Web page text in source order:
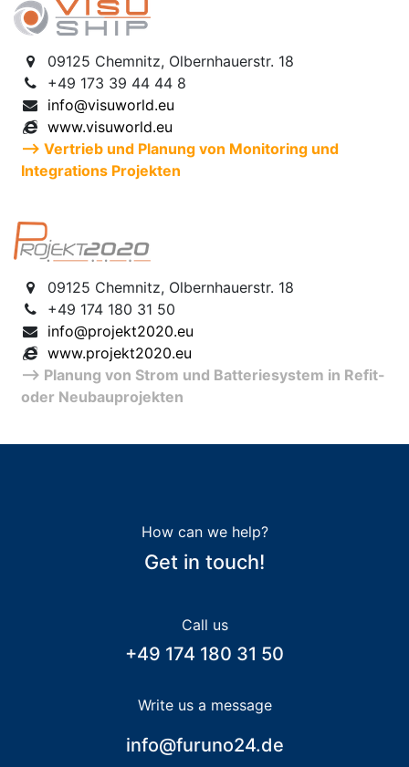
09125 Chemnitz, Olbernhauerstr. 18
+49 173 39 44 44 8
info@visuworld.eu
www.visuworld.eu
--> Vertrieb und Planung von Monitoring und
Integrations Projekten
09125 Chemnitz, Olbernhauerstr. 18
+49 174 180 31 50
info@projekt2020.eu
www.projekt2020.eu
--> Planung von Strom und Batteriesystem in Refit-
oder Neubauprojekten
How can we help?
Get in touch!
Call us
+49 174 180 31 50
Write us a message
info@furuno24.de